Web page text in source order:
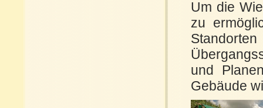
Um die
zu
und
Gebäude